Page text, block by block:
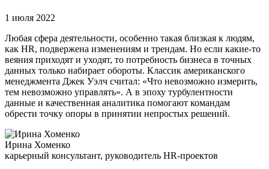
1 июля 2022
Любая сфера деятельности, особенно такая близкая к людям,
как HR, подвержена изменениям и трендам. Но если какие-то
веяния приходят и уходят, то потребность бизнеса в точных
данных только набирает обороты. Классик американского
менеджмента Джек Уэлч считал: «Что невозможно измерить,
тем невозможно управлять». А в эпоху турбулентности
данные и качественная аналитика помогают командам
обрести точку опоры в принятии непростых решений.
Ирина Хоменко
карьерный консультант, руководитель HR-проектов